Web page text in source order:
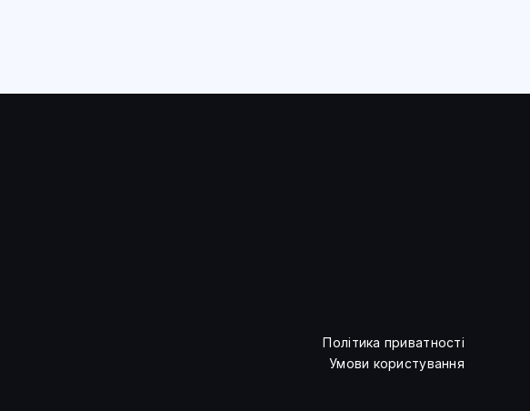
Політика приватності
Умови користування